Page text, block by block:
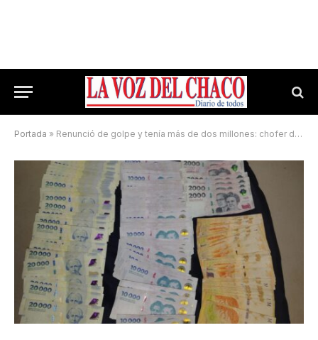
Portada » Renunció de golpe y tenía más de dos millones: chofer de una distribuidora terminó detenido en Sáenz Peña